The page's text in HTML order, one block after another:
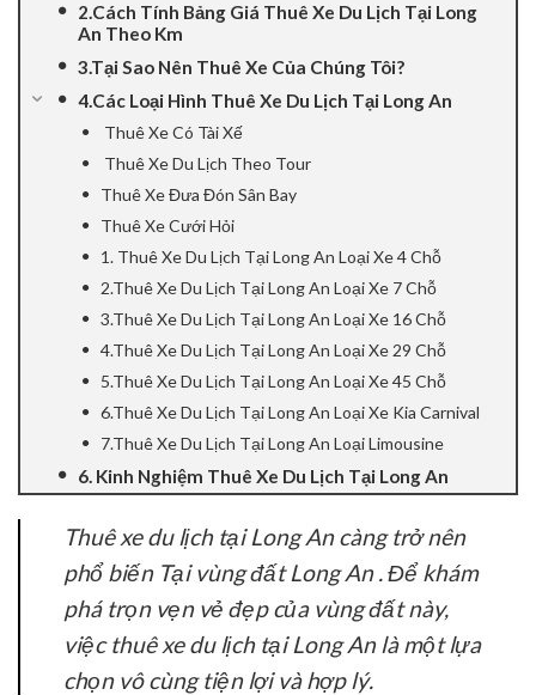
2.Cách Tính Bảng Giá Thuê Xe Du Lịch Tại Long
An Theo Km
3.Tại Sao Nên Thuê Xe Của Chúng Tôi?
4.Các Loại Hình Thuê Xe Du Lịch Tại Long An
Thuê Xe Có Tài Xế
Thuê Xe Du Lịch Theo Tour
Thuê Xe Đưa Đón Sân Bay
Thuê Xe Cưới Hỏi
1. Thuê Xe Du Lịch Tại Long An Loại Xe 4 Chỗ
2.Thuê Xe Du Lịch Tại Long An Loại Xe 7 Chỗ
3.Thuê Xe Du Lịch Tại Long An Loại Xe 16 Chỗ
4.Thuê Xe Du Lịch Tại Long An Loại Xe 29 Chỗ
5.Thuê Xe Du Lịch Tại Long An Loại Xe 45 Chỗ
6.Thuê Xe Du Lịch Tại Long An Loại Xe Kia Carnival
7.Thuê Xe Du Lịch Tại Long An Loại Limousine
6. Kinh Nghiệm Thuê Xe Du Lịch Tại Long An
Thuê xe du lịch tại Long An càng trở nên
phổ biến Tại vùng đất Long An . Để khám
phá trọn vẹn vẻ đẹp của vùng đất này,
việc thuê xe du lịch tại Long An là một lựa
chọn vô cùng tiện lợi và hợp lý.